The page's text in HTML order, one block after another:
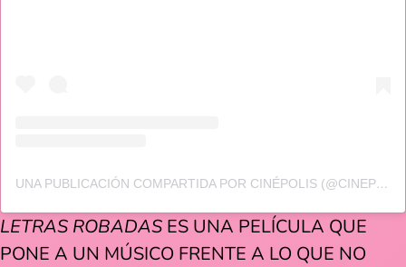
UNA PUBLICACIÓN COMPARTIDA POR CINÉPOLIS (@CINEPOLISMX)
LETRAS ROBADAS ES UNA PELÍCULA QUE
PONE A UN MÚSICO FRENTE A LO QUE NO